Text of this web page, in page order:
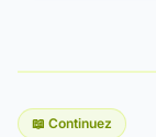
📖 Continuez